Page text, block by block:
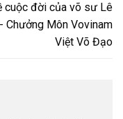
cuộc đời của võ sư Lê
Chưởng Môn Vovinam
Việt Võ Đạo